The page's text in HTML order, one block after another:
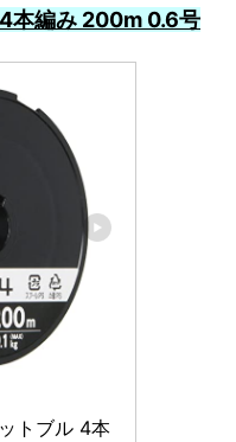
本編み 200m 0.6号
トブル 4本